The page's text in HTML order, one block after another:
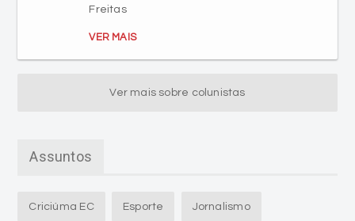
Freitas
VER MAIS
Ver mais sobre colunistas
Assuntos
Criciúma EC Esporte Jornalismo